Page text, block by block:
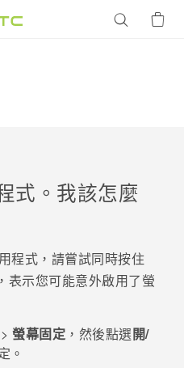
式。我該怎麼
程式，請嘗試同時按住
表示您可能意外啟用了螢
> 螢幕固定 ，然後點選開/
。